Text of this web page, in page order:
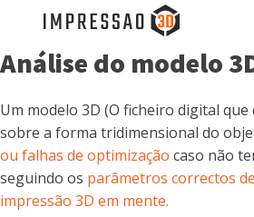
Análise do modelo
Um modelo 3D (O ficheiro digital
sobre a forma tridimensional do
ou falhas de optimização caso não
seguindo os parâmetros correctos
impressão 3D em mente.